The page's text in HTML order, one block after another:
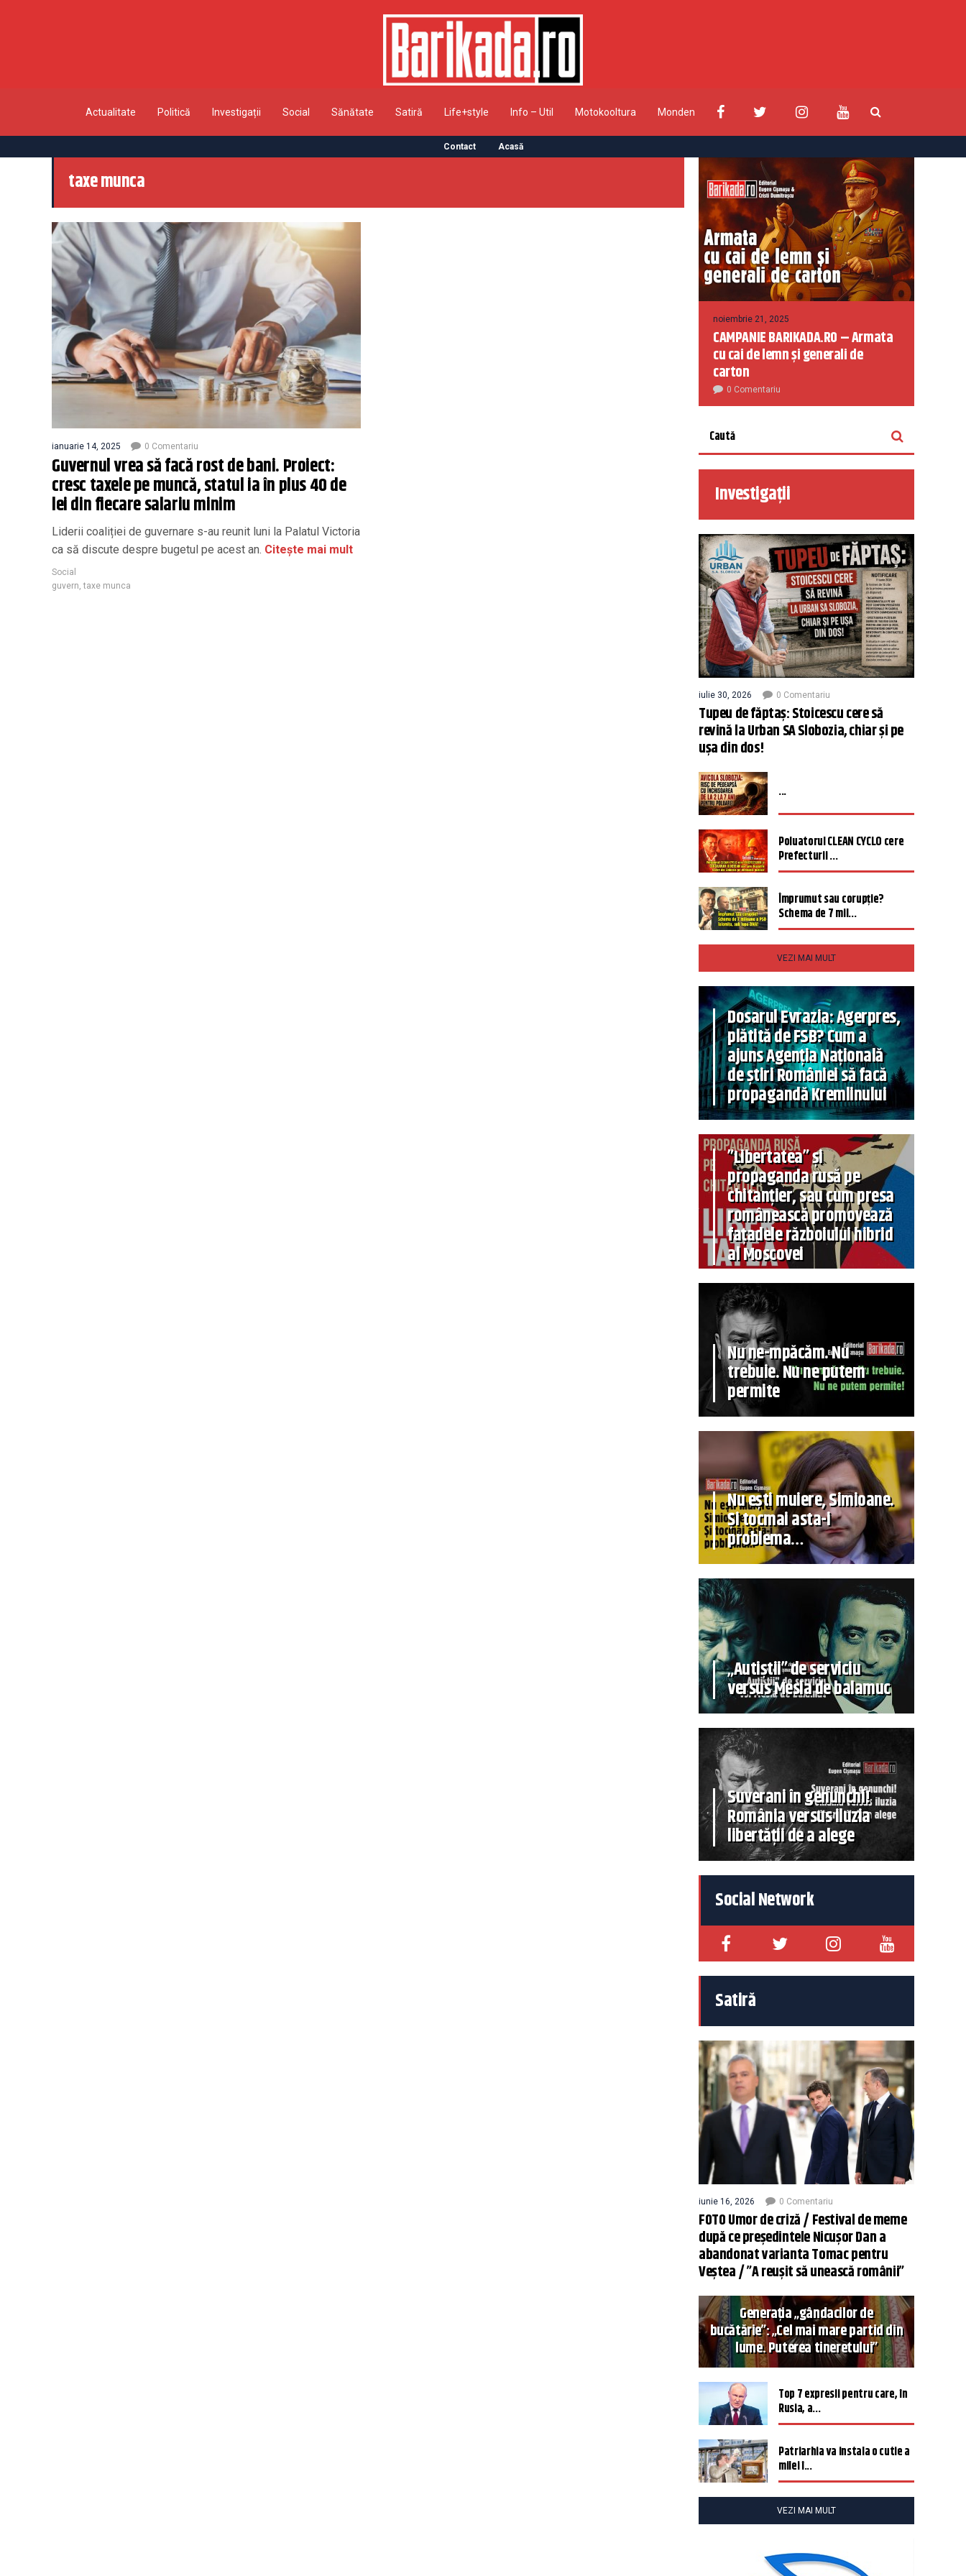
Actualitate Politică Investigații Social Sănătate Satiră Life+style Info – Util Motokooltura Monden
Contact Acasă
taxe munca
ianuarie 14, 2025 0 Comentariu
Guvernul vrea să facă rost de bani. Proiect:
cresc taxele pe muncă, statul ia în plus 40 de
lei din fiecare salariu minim
Liderii coaliției de guvernare s-au reunit luni la Palatul Victoria
ca să discute despre bugetul pe acest an. Citește mai mult
Social
guvern ,taxe munca
noiembrie 21, 2025
CAMPANIE BARIKADA.RO – Armata
cu cai de lemn și generali de
carton
0 Comentariu
Investigații
iulie 30, 2026 0 Comentariu
Tupeu de făptaș: Stoicescu cere să
revină la Urban SA Slobozia, chiar și pe
ușa din dos!
...
Poluatorul CLEAN CYCLO cere
Prefecturii ...
Împrumut sau corupție?
Schema de 7 mil...
VEZI MAI MULT
Dosarul Evrazia: Agerpres,
plătită de FSB? Cum a
ajuns Agenția Națională
de știri României să facă
propagandă Kremlinului
”Libertatea” și
propaganda rusă pe
chitanțier, sau cum presa
românească promovează
fațadele războiului hibrid
al Moscovei
Nu ne-mpăcăm. Nu
trebuie. Nu ne putem
permite
Nu ești muiere, Simioane.
Și tocmai asta-i
problema…
„Autiștii” de serviciu
versus Mesia de balamuc
Suverani în genunchi!
România versus iluzia
libertății de a alege
Social Network
Satiră
iunie 16, 2026 0 Comentariu
FOTO Umor de criză / Festival de meme
după ce președintele Nicușor Dan a
abandonat varianta Tomac pentru
Veștea / ”A reușit să unească românii”
Generația „gândacilor de
bucătărie”: „Cel mai mare partid din
lume. Puterea tineretului”
Top 7 expresii pentru care, în
Rusia, a...
Patriarhia va instala o cutie a
milei î...
VEZI MAI MULT